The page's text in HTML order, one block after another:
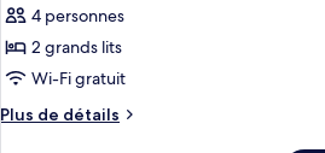
ce
type
de
chambre :
Chambre,
4 personnes
2 grands lits
Wi-Fi gratuit
Plus de détails
Plus